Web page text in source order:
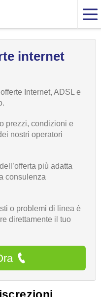
internet
Internet, ADSL e
prezzi, condizioni e
nostri operatori
più adatta
consulenza
o problemi di linea è
direttamente il tuo